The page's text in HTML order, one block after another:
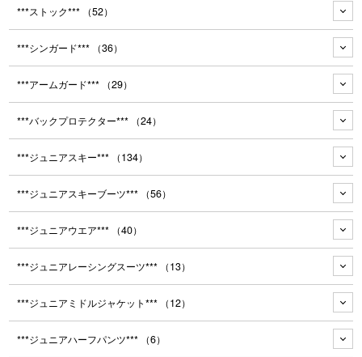
***ストック*** （52）
***シンガード*** （36）
***アームガード*** （29）
***バックプロテクター*** （24）
***ジュニアスキー*** （134）
***ジュニアスキーブーツ*** （56）
***ジュニアウエア*** （40）
***ジュニアレーシングスーツ*** （13）
***ジュニアミドルジャケット*** （12）
***ジュニアハーフパンツ*** （6）